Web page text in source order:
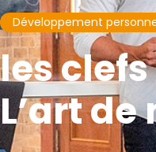
Développement
les
L’art